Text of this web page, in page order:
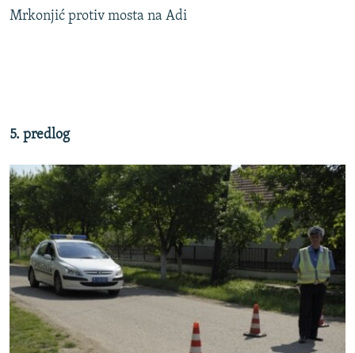
Mrkonjić protiv mosta na Adi
5. predlog